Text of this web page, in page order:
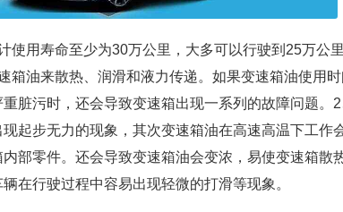
使用寿命至少为30万公里，大多可以行驶到25万公
箱油来散热、润滑和液力传递。如果变速箱油使用
脏污时，还会导致变速箱出现一系列的故障问题。
起步无力的现象，其次变速箱油在高速高温下工作
部零件。还会导致变速箱油会变浓，易使变速箱散
在行驶过程中容易出现轻微的打滑等现象。